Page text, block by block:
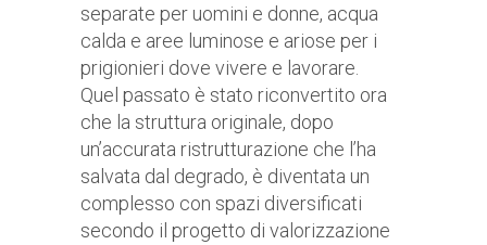
separate per uomini e donne, acqua
calda e aree luminose e ariose per i
prigionieri dove vivere e lavorare.
Quel passato è stato riconvertito ora
che la struttura originale, dopo
un’accurata ristrutturazione che l’ha
salvata dal degrado, è diventata un
complesso con spazi diversificati
secondo il progetto di valorizzazione